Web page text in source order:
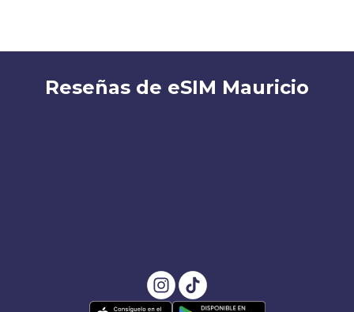
Reseñas de eSIM Mauricio